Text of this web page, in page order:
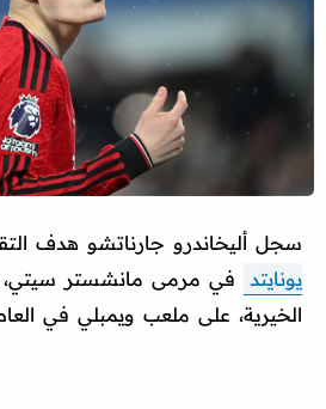
سجل أليخاندرو جارناتشو هدف
يونايتد
في مرمى مانشستر سيتي،
الخيرية، على ملعب ويمبلي في